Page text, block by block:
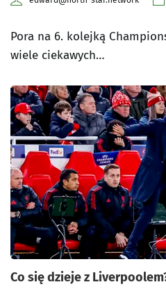
Pora na 6. kolejką
wiele ciekawych…
Co się dzieje z